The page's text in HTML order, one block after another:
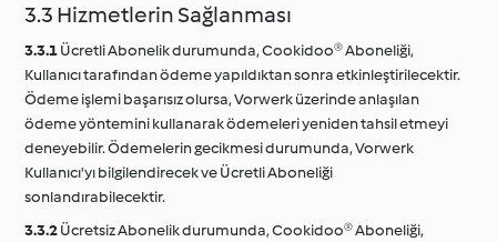
3.3 Hizmetlerin Sağlanması
3.3.1Ücretli Abonelik durumunda, Cookidoo® Aboneliği,
Kullanıcı tarafından ödeme yapıldıktan sonra etkinleştirilecektir.
Ödeme işlemi başarısız olursa, Vorwerk üzerinde anlaşılan
ödeme yöntemini kullanarak ödemeleri yeniden tahsil etmeyi
deneyebilir. Ödemelerin gecikmesi durumunda, Vorwerk
Kullanıcı'yı bilgilendirecek ve Ücretli Aboneliği
sonlandırabilecektir.
3.3.2Ücretsiz Abonelik durumunda, Cookidoo® Aboneliği,